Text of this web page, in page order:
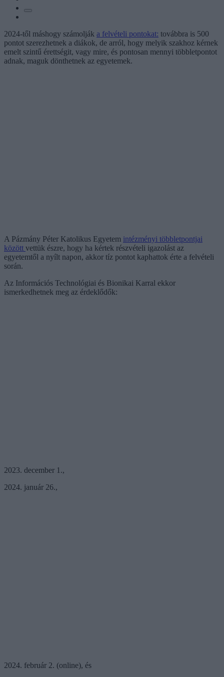
2024-től máshogy számolják a felvételi pontokat: továbbra is 500
pontot szerezhetnek a diákok, de arról, hogy melyik szakhoz kérnek
emelt szintű érettségit, vagy mire, és pontosan mennyi többletpontot
adnak, maguk dönthetnek az egyetemek.
A Pázmány Péter Katolikus Egyetem intézményi többletpontjai
között vettük észre, hogy ha kértek részvételi igazolást az
egyetemtől a nyílt napon, akkor tíz pontot kaphattok érte a felvételi
során.
Az Információs Technológiai és Bionikai Karral ekkor
ismerkedhetnek meg az érdeklődők:
2023. december 1.,
2024. január 26.,
2024. február 2. (online), és